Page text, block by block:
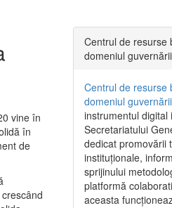
vine în
în
de
Centrul de resurse
domeniul
Centrul de resurse
domeniul
instrumentul digital
Secretariatului
dedicat promovării
instituționale,
sprijinului
platformă
aceasta